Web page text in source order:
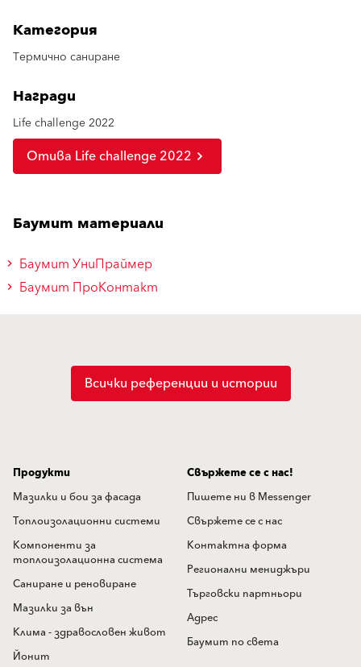
Категория
Термично саниране
Награди
Life challenge 2022
Отива Life challenge 2022
Баумит материали
Баумит УниПраймер
Баумит ПроКонтакт
Всички референции и истории
Продукти
Мазилки и бои за фасада
Топлоизолационни системи
Компоненти за
топлоизолационна система
Саниране и реновиране
Мазилки за вън
Клима - здравословен живот
Йонит
Свържете се с нас!
Пишете ни в Messenger
Свържете се с нас
Контактна форма
Регионални мениджъри
Търговски партньори
Адрес
Баумит по света